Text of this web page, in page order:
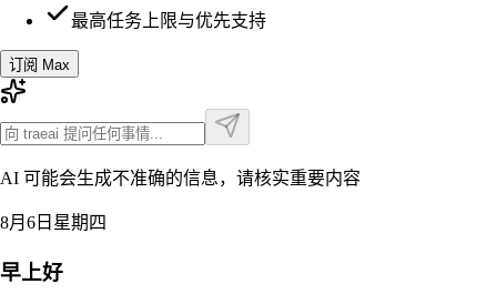
最高任务上限与优先支持
订阅 Max
AI 可能会生成不准确的信息，请核实重要内容
8月6日星期四
早上好